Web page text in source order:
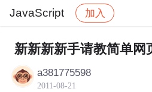
JavaScript 加入
社区 JavaScript 帖子详
新新新新手请教简单网
a381775598
2011-08-21